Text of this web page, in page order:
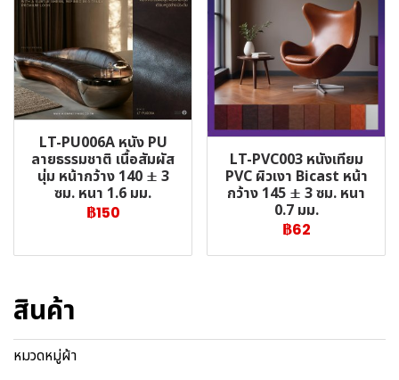
LT-PU006A หนัง PU
ลายธรรมชาติ เนื้อสัมผัส
นุ่ม หน้ากว้าง 140 ± 3
ซม. หนา 1.6 มม.
฿150
LT-PVC003 หนังเทียม
PVC ผิวเงา Bicast หน้า
กว้าง 145 ± 3 ซม. หนา
0.7 มม.
฿62
สินค้า
หมวดหมู่ผ้า